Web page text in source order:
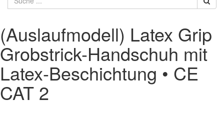
(Auslaufmodell) Latex Grip
Grobstrick-Handschuh mit
Latex-Beschichtung • CE
CAT 2